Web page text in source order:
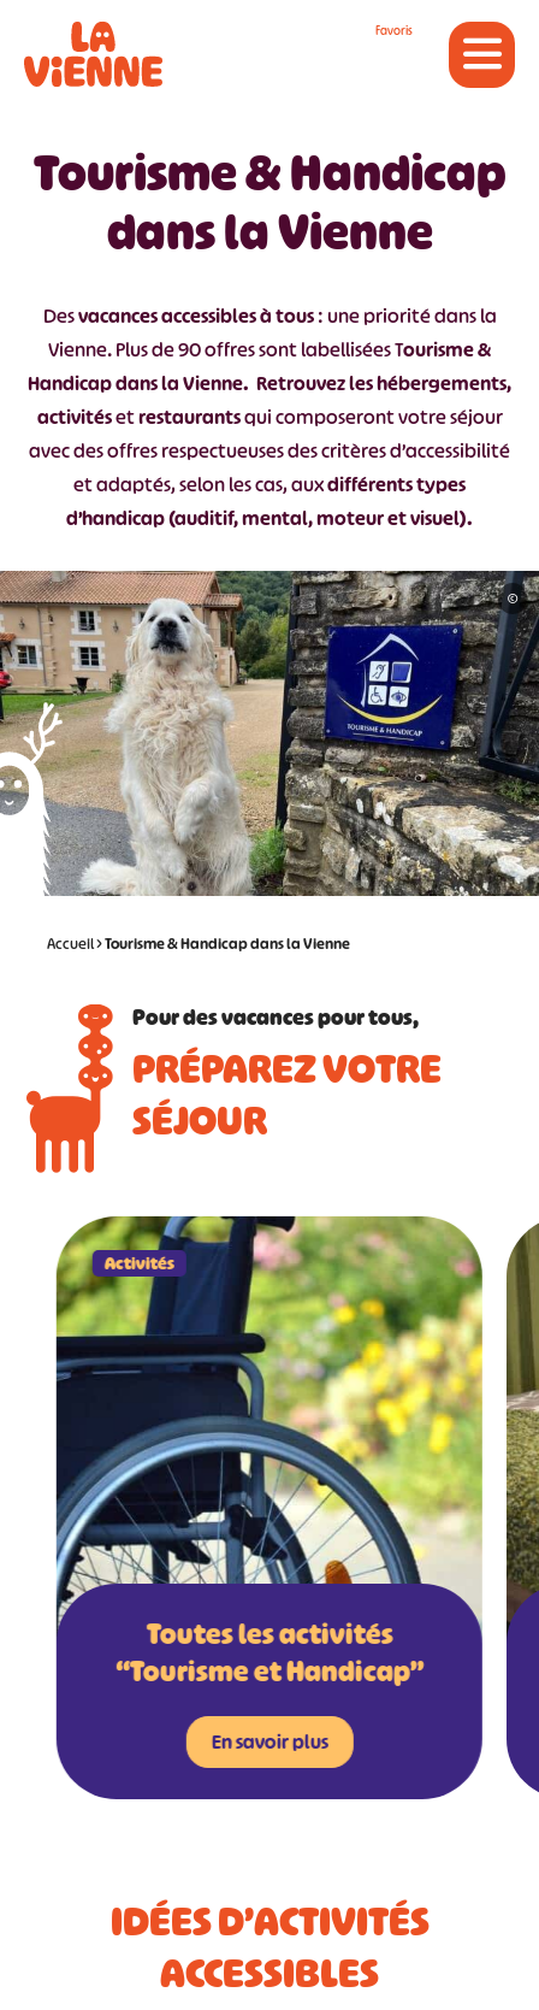
Favoris
Tourisme & Handicap
dans la Vienne
Desvacances accessibles à tous: une priorité dans la
Vienne. Plus de 90 offres sont labellisées Tourisme &
Handicap dans la Vienne. Retrouvez leshébergements,
activitésetrestaurantsqui composeront votre séjour
avec des offres respectueuses des critères d’accessibilité
et adaptés, selon les cas, auxdifférents types
d’handicap (auditif, mental, moteur et visuel).
©
Accueil>Tourisme & Handicap dans la Vienne
Pour des vacances pour tous,
PRÉPAREZ VOTRE
SÉJOUR
Activités
Toutes les activités
“Tourisme et Handicap”
En savoir plus
IDÉES D’ACTIVITÉS
ACCESSIBLES